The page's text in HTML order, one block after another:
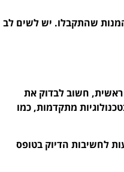
המנות שהתקבלו. יש לשים לב
ראשית, חשוב לבדוק את
מתקדמות, כמו
לחשיבות הדיוק בטופס